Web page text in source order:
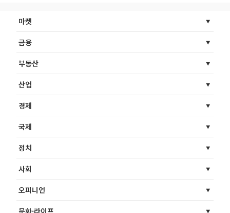
마켓
금융
부동산
산업
경제
국제
정치
사회
오피니언
문화·라이프